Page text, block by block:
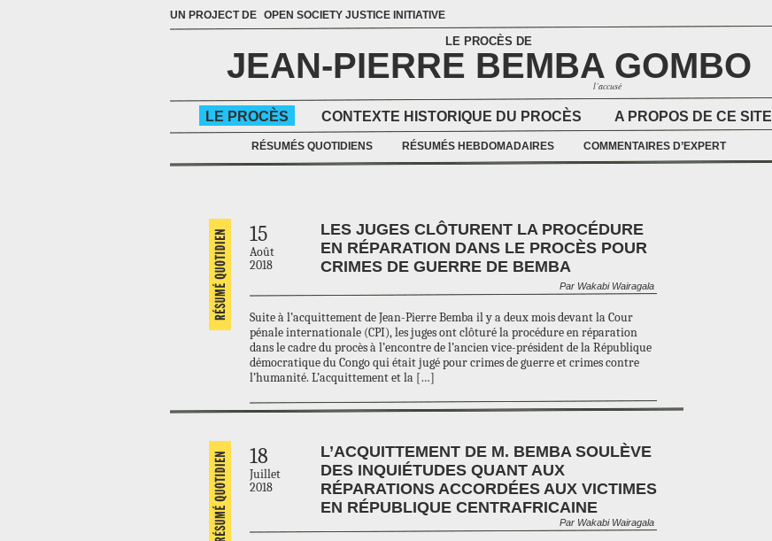
UN PROJECT DE OPEN SOCIETY JUSTICE INITIATIVE
LE PROCÈS DE
JEAN-PIERRE BEMBA GOMBO
l’accusé
LE PROCÈS CONTEXTE HISTORIQUE DU PROCÈS A PROPOS DE CE SITE
RÉSUMÉS QUOTIDIENS RÉSUMÉS HEBDOMADAIRES COMMENTAIRES D’EXPERT
15
Août
2018
LES JUGES CLÔTURENT LA PROCÉDURE
EN RÉPARATION DANS LE PROCÈS POUR
CRIMES DE GUERRE DE BEMBA
Par Wakabi Wairagala
Suite à l’acquittement de Jean-Pierre Bemba il y a deux mois devant la Cour
pénale internationale (CPI), les juges ont clôturé la procédure en réparation
dans le cadre du procès à l’encontre de l’ancien vice-président de la République
démocratique du Congo qui était jugé pour crimes de guerre et crimes contre
l’humanité. L’acquittement et la […]
18
Juillet
2018
L’ACQUITTEMENT DE M. BEMBA SOULÈVE
DES INQUIÉTUDES QUANT AUX
RÉPARATIONS ACCORDÉES AUX VICTIMES
EN RÉPUBLIQUE CENTRAFRICAINE
Par Wakabi Wairagala